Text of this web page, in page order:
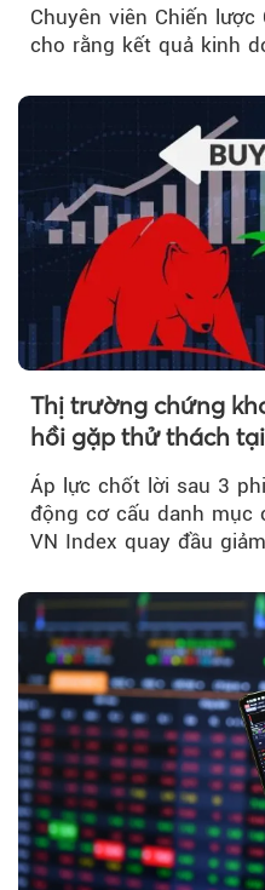
Chuyên viên Chiến lược
cho rằng kết quả kinh
Thị trường chứng
hồi gặp thử thách
Index giảm gần 9
Áp lực chốt lời sau 3
động cơ cấu danh mục
VN Index quay đầu